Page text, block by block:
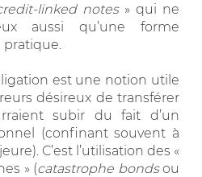
linked notes» qui ne
aussi qu’une forme
pratique.
est une notion utile
désireux de transférer
subir du fait d’un
(confinant souvent à
C’est l’utilisation des «
» (catastrophe bondsou